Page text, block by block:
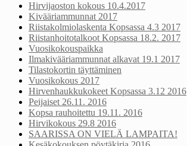
Hirvijaoston kokous 10.4.2017
Kivääriammunnat 2017
Riistakolmiolaskenta Kopsassa 4.3 2017
Riistanhoitotalkoot Kopsassa 18.2. 2017
Vuosikokouspaikka
Ilmakivääriammunnat alkavat 19.1 2017
Tilastokortin täyttäminen
Vuosikokous 2017
Hirvenhaukkukokeet Kopsassa 3.12 2016
Peijaiset 26.11. 2016
Kopsa rauhoitettu 19.11. 2016
Hirvikokous 29.8 2016
SAARISSA ON VIELÄ LAMPAITA!